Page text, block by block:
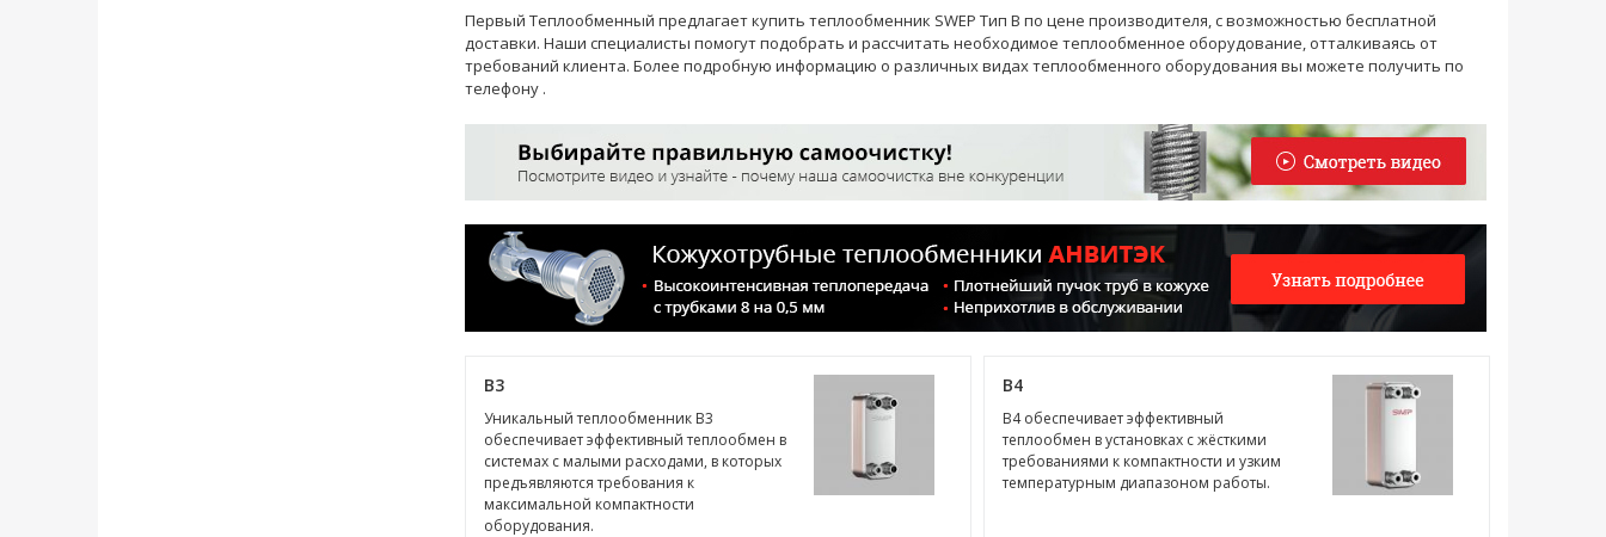
Первый Теплообменный предлагает купить теплообменник SWEP Тип B по цене производителя, с возможностью бесплатной
доставки. Наши специалисты помогут подобрать и рассчитать необходимое теплообменное оборудование, отталкиваясь от
требований клиента. Более подробную информацию о различных видах теплообменного оборудования вы можете получить по
телефону .
B3
Уникальный теплообменник B3
обеспечивает эффективный теплообмен в
системах с малыми расходами, в которых
предъявляются требования к
максимальной компактности
оборудования.
B4
B4 обеспечивает эффективный
теплообмен в установках с жёсткими
требованиями к компактности и узким
температурным диапазоном работы.